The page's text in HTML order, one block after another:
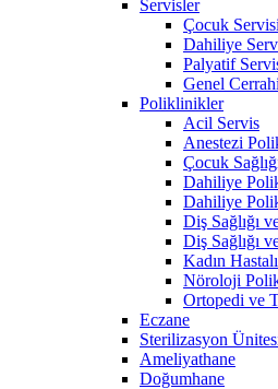
Servisler
Çocuk Servisi
Dahiliye
Palyatif
Genel
Poliklinikler
Acil Servis
Anestezi
Çocuk
Dahiliye
Dahiliye
Diş Sağlığı
Diş Sağlığı
Kadın
Nöroloji
Ortopedi ve
Eczane
Sterilizasyon
Ameliyathane
Doğumhane